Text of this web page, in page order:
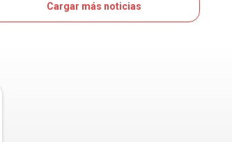
ESPECTÁCULOSCargar más noticias